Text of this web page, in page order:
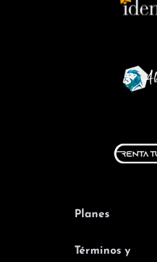
Planes
Términos y